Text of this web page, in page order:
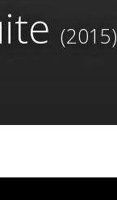
(2015)